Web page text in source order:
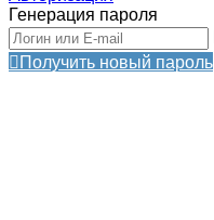
Генерация пароля
Получить новый пароль